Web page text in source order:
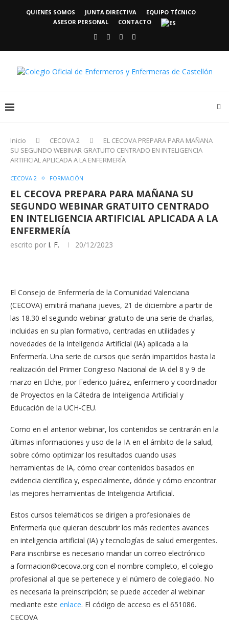
QUIENES SOMOS JUNTA DIRECTIVA
EQUIPO TÉCNICO
ASESOR PERSONAL
CONTACTO
Inicio CECOVA 2
EL CECOVA PREPARA PARA MAÑANA
SU SEGUNDO WEBINAR GRATUITO CENTRADO EN INTELIGENCIA
ARTIFICIAL APLICADA A LA ENFERMERÍA
CECOVA 2 FORMACIÓN
EL CECOVA PREPARA PARA MAÑANA SU
SEGUNDO WEBINAR GRATUITO CENTRADO
EN INTELIGENCIA ARTIFICIAL APLICADA A LA
ENFERMERÍA
escrito por I. F. 20/12/2023
El Consejo de Enfermería de la Comunidad Valenciana
(CECOVA) emitirá mañana jueves, 21 de diciembre a partir de
las 18.30 el segundo webinar gratuito de una serie de charlas,
incluidas en su plan formativo, centradas en utilidades y
novedades de la Inteligencia Artificial (IA) aplicada a la
Enfermería. Una serie de cursos que serán impartidos hasta la
realización del Primer Congreso Nacional de IA del 8 y 9 de
marzo en Elche, por Federico Juárez, enfermero y coordinador
de Proyectos en la Cátedra de Inteligencia Artificial y
Educación de la UCH-CEU.
Como en el anterior webinar, los contenidos se centrarán en la
últimas informaciones y uso de la IA en el ámbito de la salud,
sobre cómo optimizar los resultados cuando usas
herramientas de IA, cómo crear contenidos basados en
evidencia científica y, especialmente, dónde y cómo encontrar
las mejores herramientas de Inteligencia Artificial.
Estos cursos telemáticos se dirigen a profesionales de
Enfermería que quieran descubrir los más recientes avances
en inteligencia artificial (IA) y tecnologías de salud emergentes.
Para inscribirse es necesario mandar un correo electrónico
a formacion@cecova.org con el nombre completo, el colegio
profesional al que se pertenece y el número de colegiado. No
es necesaria la preinscripción; se puede acceder al webinar
mediante este enlace. El código de acceso es el 651086.
CECOVA